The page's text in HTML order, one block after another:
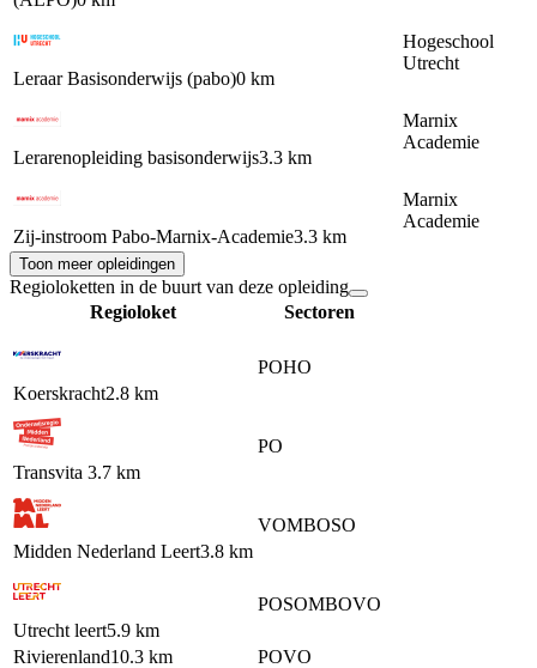
Leraar Basisonderwijs (pabo)0 km
Hogeschool
Utrecht
Lerarenopleiding basisonderwijs3.3 km
Marnix
Academie
Zij-instroom Pabo-Marnix-Academie3.3 km
Marnix
Academie
Toon meer opleidingen
Regioloketten in de buurt van deze opleiding
Regioloket
Sectoren
Koerskracht2.8 km
POHO
Transvita 3.7 km
PO
Midden Nederland Leert3.8 km
VOMBOSO
Utrecht leert5.9 km
POSOMBOVO
Rivierenland10.3 km POVO